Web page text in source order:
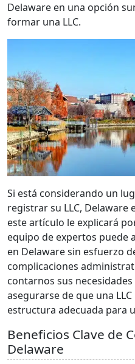
Delaware en una opción
formar una LLC.
Si está considerando un
registrar su LLC, Delaware
este artículo le explicará
equipo de expertos puede
en Delaware sin esfuerzo
complicaciones
contarnos sus
asegurarse de que una
estructura adecuada para
Beneficios Clave de
Delaware